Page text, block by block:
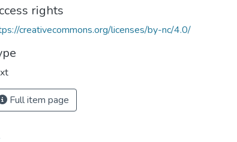
rights
creativecommons.org/licenses/by-nc/4.0/
Full item page